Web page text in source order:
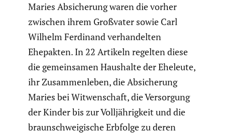
Maries Absiche­rung waren die vorher
zwischen ihrem Großvater sowie Carl
Wilhelm Ferdinand verhan­delten
Ehepakten. In 22 Artikeln regelten diese
die gemein­samen Haushalte der Eheleute,
ihr Zusam­men­leben, die Absiche­rung
Maries bei Witwen­schaft, die Versor­gung
der Kinder bis zur Volljäh­rig­keit und die
braun­schwei­gi­sche Erbfolge zu deren